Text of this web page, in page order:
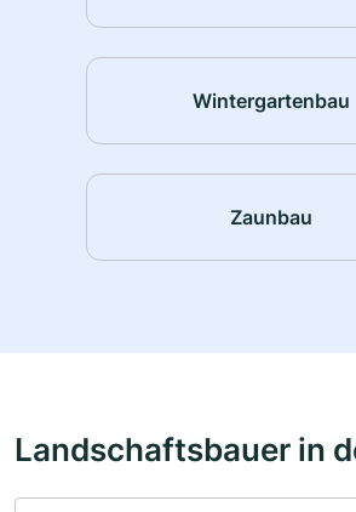
Wintergartenbau
Zaunbau
Landschaftsbauer in